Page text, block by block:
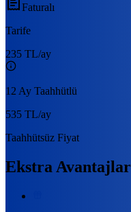
Faturalı
Tarife
235 TL/ay
12 Ay Taahhütlü
535 TL/ay
Taahhütsüz Fiyat
Ekstra Avantajlar